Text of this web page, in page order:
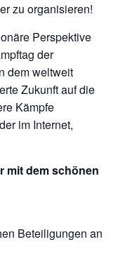
zu organisieren!
Perspektive
der
dem weltweit
Zukunft auf die
Kämpfe
im Internet,
mit dem schönen
Beteiligungen an